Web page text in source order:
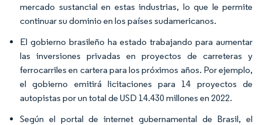
mercado sustancial en estas industrias, lo que le permite
continuar su dominio en los países sudamericanos.
El gobierno brasileño ha estado trabajando para aumentar
las inversiones privadas en proyectos de carreteras y
ferrocarriles en cartera para los próximos años. Por ejemplo,
el gobierno emitirá licitaciones para 14 proyectos de
autopistas por un total de USD 14.430 millones en 2022.
Según el portal de internet gubernamental de Brasil, el